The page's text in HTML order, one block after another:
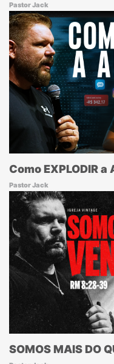
Pastor Jack
Como EXPLODIR a
Pastor Jack
SOMOS MAIS DO